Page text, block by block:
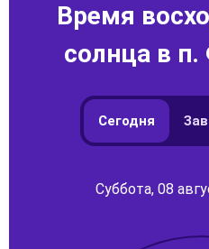
Время
солнца в
Сегодня
Суббота, 08